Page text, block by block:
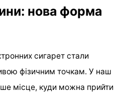
нова форма
сигарет стали
фізичним точкам. У наш
місце, куди можна прийти